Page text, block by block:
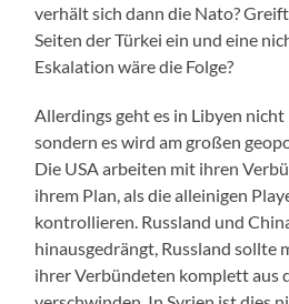
verhält sich dann die Nato?
Seiten der Türkei ein und eine
Eskalation wäre die Folge?
Allerdings geht es in Libyen nicht
sondern es wird am großen
Die USA arbeiten mit ihren
ihrem Plan, als die alleinigen
kontrollieren. Russland und
hinausgedrängt, Russland sollte
ihrer Verbündeten komplett aus